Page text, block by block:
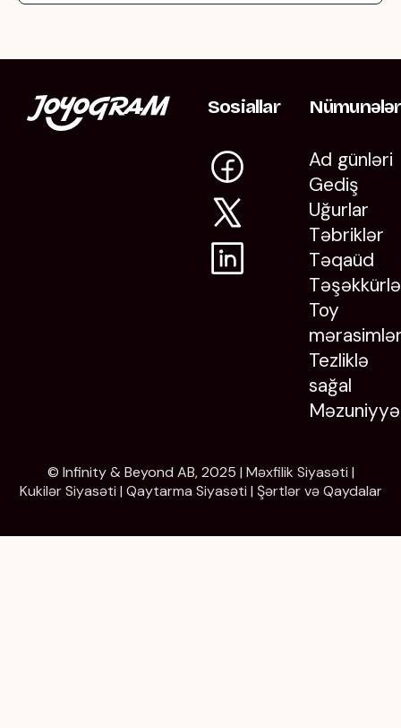
Sosiallar Nümunələr
Ad günləri
Gediş
Uğurlar
Təbriklər
Təqaüd
Toy
Tezliklə
sağal
© Infinity & Beyond AB, 2025 | Məxfilik Siyasəti |
Kukilər Siyasəti | Qaytarma Siyasəti | Şərtlər və Qaydalar